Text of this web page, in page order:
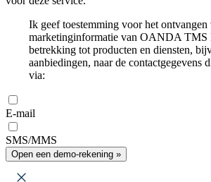
Ik geef toestemming voor het ontvangen
marketinginformatie van OANDA TMS
betrekking tot producten en diensten,
aanbiedingen, naar de contactgegevens
via:
E-mail
SMS/MMS
Open een demo-rekening »